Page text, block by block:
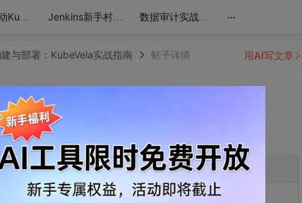
Tekton驱动Kubernetes：CICD自动化实战宝典 Jenkins新手村至K8s企业级DevOps高地：实战进阶之路 数据审计实战班：探索Yearning SQL审核系统的奥秘 ...
与部署：KubeVela实战指南 帖子详情
应用交付平台，简化应用部署与管理。
用AI写文章